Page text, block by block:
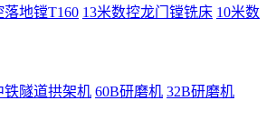
落地镗T160 13米数控龙门镗铣床 10米数
铁隧道拱架机 60B研磨机 32B研磨机